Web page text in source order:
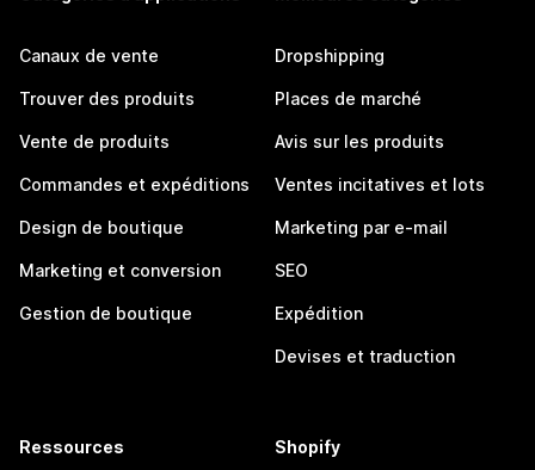
Canaux de vente
Trouver des produits
Vente de produits
Commandes et expéditions
Design de boutique
Marketing et conversion
Gestion de boutique
Dropshipping
Places de marché
Avis sur les produits
Ventes incitatives et lots
Marketing par e-mail
SEO
Expédition
Devises et traduction
Ressources Shopify